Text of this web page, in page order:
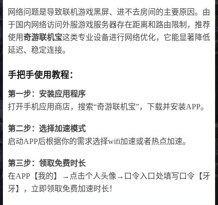
网络问题是导致联机游戏黑屏、进不去房间的主要原因。由
于国内网络访问外服游戏服务器存在距离和路由限制，推荐
使用奇游联机宝这类专业设备进行网络优化，它能显著降低
延迟、稳定连接。
手把手使用教程：
第一步：安装应用程序
打开手机应用商店，搜索“奇游联机宝”，下载并安装APP。
第二步：选择加速模式
启动APP后根据你的需求选择wifi加速或者热点加速。
第三步：领取免费时长
在APP【我的】→点击个人头像→口令入口处填写口令【牙
牙】，立即领取免费加速时长！